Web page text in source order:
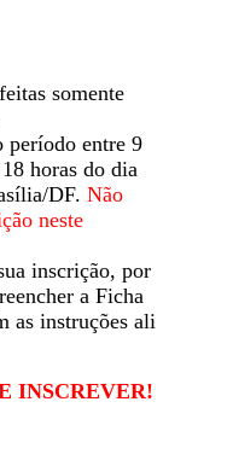
somente
período entre 9
horas do dia
DF. Não
neste
inscrição, por
a Ficha
as instruções ali
INSCREVER!